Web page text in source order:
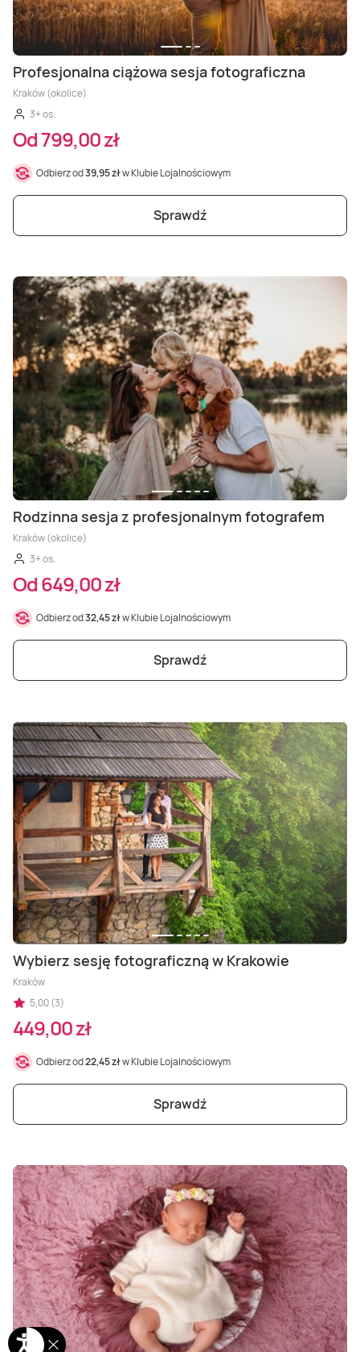
Profesjonalna ciążowa sesja fotograficzna
Kraków (okolice)
3+ os.
Od 799,00 zł
Odbierz od39,95 złw Klubie Lojalnościowym
Sprawdź
Rodzinna sesja z profesjonalnym fotografem
Kraków (okolice)
3+ os.
Od 649,00 zł
Odbierz od32,45 złw Klubie Lojalnościowym
Sprawdź
Wybierz sesję fotograficzną w Krakowie
Kraków
5,00 (3)
449,00 zł
Odbierz od22,45 złw Klubie Lojalnościowym
Sprawdź